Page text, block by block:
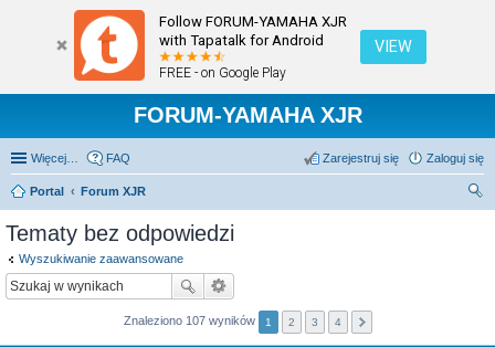
Follow FORUM-YAMAHA XJR
with Tapatalk for Android
FREE - on Google Play
VIEW
FORUM-YAMAHA XJR
Więcej… FAQ Zaloguj się
Zarejestruj się
Portal
Forum XJR
Tematy bez odpowiedzi
Wyszukiwanie zaawansowane
Znaleziono 107 wyników 1 2 3 4